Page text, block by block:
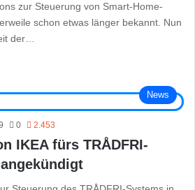
zur Steuerung von Smart-Home-
schon etwas länger bekannt. Nun
der…
News
0 2.453
IKEA fürs TRÅDFRI-